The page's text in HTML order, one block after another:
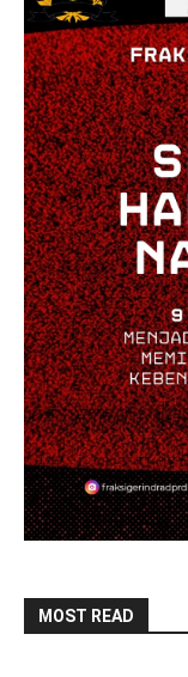
MOST READ